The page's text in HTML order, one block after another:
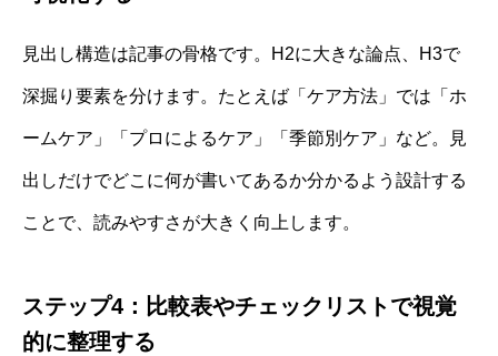
見出し構造は記事の骨格です。H2に大きな論点、H3で
深掘り要素を分けます。たとえば「ケア方法」では「ホ
ームケア」「プロによるケア」「季節別ケア」など。見
出しだけでどこに何が書いてあるか分かるよう設計する
ことで、読みやすさが大きく向上します。
ステップ4：比較表やチェックリストで視覚
的に整理する